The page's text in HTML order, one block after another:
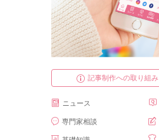
記事制作への取り組み
ニュース
専門家相談